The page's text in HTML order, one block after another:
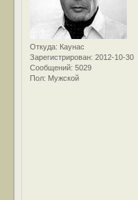
Откуда: Каунас
Зарегистрирован: 2012-10-30
Сообщений: 5029
Пол: Мужской